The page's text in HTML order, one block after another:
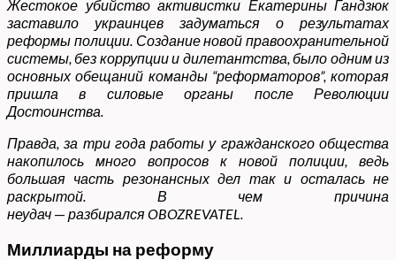
Жестокое убийство активистки Екатерины Гандзюк
заставило украинцев задуматься о результатах
реформы полиции. Создание новой правоохранительной
системы, без коррупции и дилетантства, было одним из
основных обещаний команды “реформаторов”, которая
пришла в силовые органы после Революции
Достоинства.
Правда, за три года работы у гражданского общества
накопилось много вопросов к новой полиции, ведь
большая часть резонансных дел так и осталась не
раскрытой. В чем причина
неудач — разбирался OBOZREVATEL.
Миллиарды на реформу